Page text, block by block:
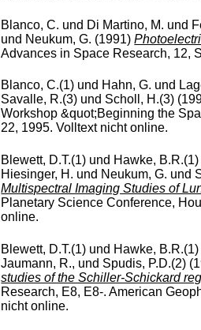
Blanco, C. und Di Martino, M. und
und Neukum, G. (1991)
Advances in Space Research, 12,
Blanco, C.(1) und Hahn, G. und
Savalle, R.(3) und Scholl, H.(3)
Workshop &quot;Beginning the
22, 1995. Volltext nicht online.
Blewett, D.T.(1) und Hawke, B.R.(1)
Hiesinger, H. und Neukum, G. und
Multispectral Imaging Studies of
Planetary Science Conference,
online.
Blewett, D.T.(1) und Hawke, B.R.(1)
Jaumann, R., und Spudis, P.D.(2)
studies of the Schiller-Schickard
Research, E8, E8-. American
nicht online.